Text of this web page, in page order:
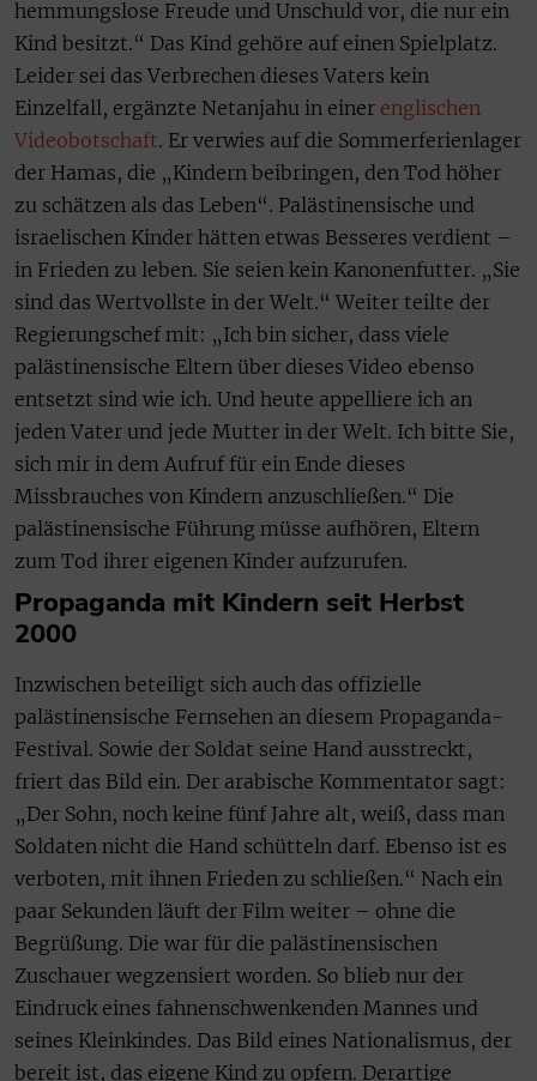
hemmungslose Freude und Unschuld vor, die nur ein
Kind besitzt.“ Das Kind gehöre auf einen Spielplatz.
Leider sei das Verbrechen dieses Vaters kein
Einzelfall, ergänzte Netanjahu in einer englischen
Videobotschaft. Er verwies auf die Sommerferienlager
der Hamas, die „Kindern beibringen, den Tod höher
zu schätzen als das Leben“. Palästinensische und
israelischen Kinder hätten etwas Besseres verdient –
in Frieden zu leben. Sie seien kein Kanonenfutter. „Sie
sind das Wertvollste in der Welt.“ Weiter teilte der
Regierungschef mit: „Ich bin sicher, dass viele
palästinensische Eltern über dieses Video ebenso
entsetzt sind wie ich. Und heute appelliere ich an
jeden Vater und jede Mutter in der Welt. Ich bitte Sie,
sich mir in dem Aufruf für ein Ende dieses
Missbrauches von Kindern anzuschließen.“ Die
palästinensische Führung müsse aufhören, Eltern
zum Tod ihrer eigenen Kinder aufzurufen.
Propaganda mit Kindern seit Herbst
2000
Inzwischen beteiligt sich auch das offizielle
palästinensische Fernsehen an diesem Propaganda-
Festival. Sowie der Soldat seine Hand ausstreckt,
friert das Bild ein. Der arabische Kommentator sagt:
„Der Sohn, noch keine fünf Jahre alt, weiß, dass man
Soldaten nicht die Hand schütteln darf. Ebenso ist es
verboten, mit ihnen Frieden zu schließen.“ Nach ein
paar Sekunden läuft der Film weiter – ohne die
Begrüßung. Die war für die palästinensischen
Zuschauer wegzensiert worden. So blieb nur der
Eindruck eines fahnenschwenkenden Mannes und
seines Kleinkindes. Das Bild eines Nationalismus, der
bereit ist, das eigene Kind zu opfern. Derartige